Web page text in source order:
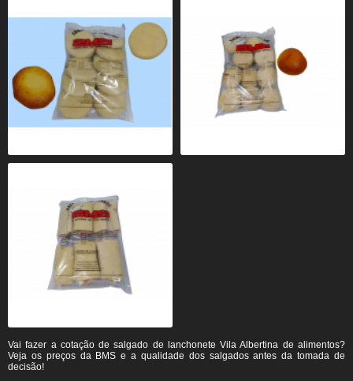
Vai fazer a cotação de salgado de lanchonete Vila Albertina de alimentos?
Veja os preços da BMS e a qualidade dos salgados antes da tomada de
decisão!